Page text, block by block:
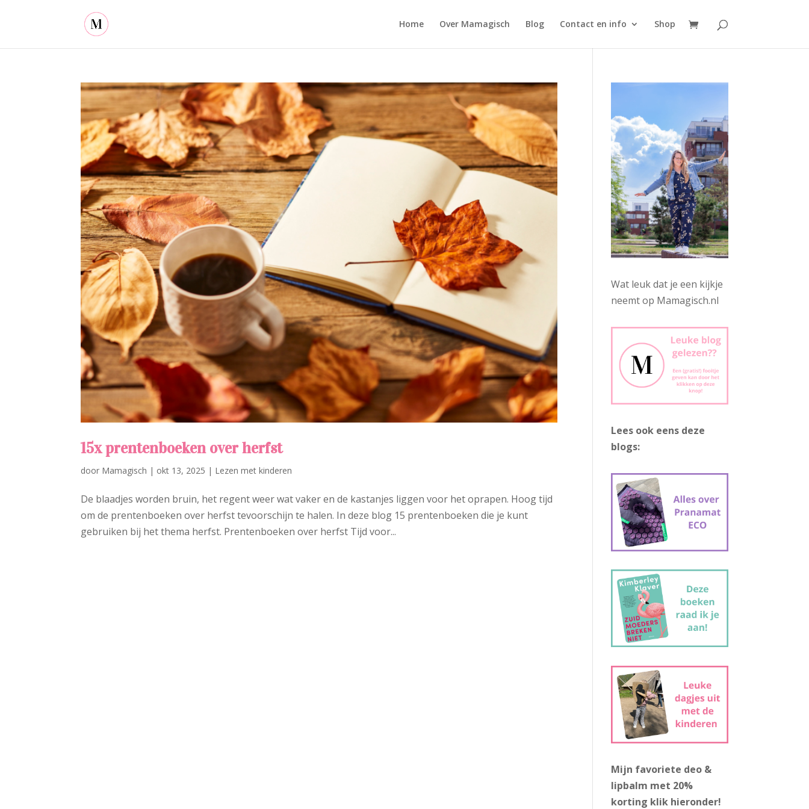
Home Over Mamagisch Blog Contact en info Shop
15x prentenboeken over herfst
door Mamagisch | okt 13, 2025 | Lezen met kinderen
De blaadjes worden bruin, het regent weer wat vaker en de kastanjes liggen voor het oprapen. Hoog tijd
om de prentenboeken over herfst tevoorschijn te halen. In deze blog 15 prentenboeken die je kunt
gebruiken bij het thema herfst. Prentenboeken over herfst Tijd voor...
Wat leuk dat je een kijkje
neemt op Mamagisch.nl
Lees ook eens deze
blogs:
Mijn favoriete deo &
lipbalm met 20%
korting klik hieronder!